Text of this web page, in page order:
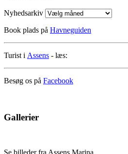
Nyhedsarkiv
Book plads på Havneguiden
Turist i Assens - læs:
Besøg os på Facebook
Gallerier